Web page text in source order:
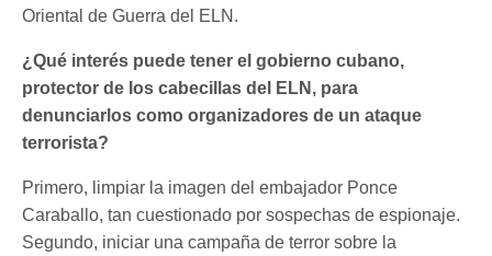
Oriental de Guerra del ELN.
¿Qué interés puede tener el gobierno cubano,
protector de los cabecillas del ELN, para
denunciarlos como organizadores de un ataque
terrorista?
Primero, limpiar la imagen del embajador Ponce
Caraballo, tan cuestionado por sospechas de espionaje.
Segundo, iniciar una campaña de terror sobre la